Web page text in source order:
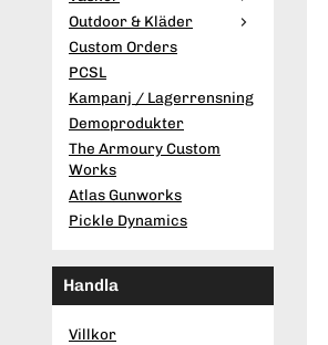
Outdoor & Kläder
Custom Orders
PCSL
Kampanj / Lagerrensning
Demoprodukter
The Armoury Custom
Works
Atlas Gunworks
Pickle Dynamics
Handla
Villkor